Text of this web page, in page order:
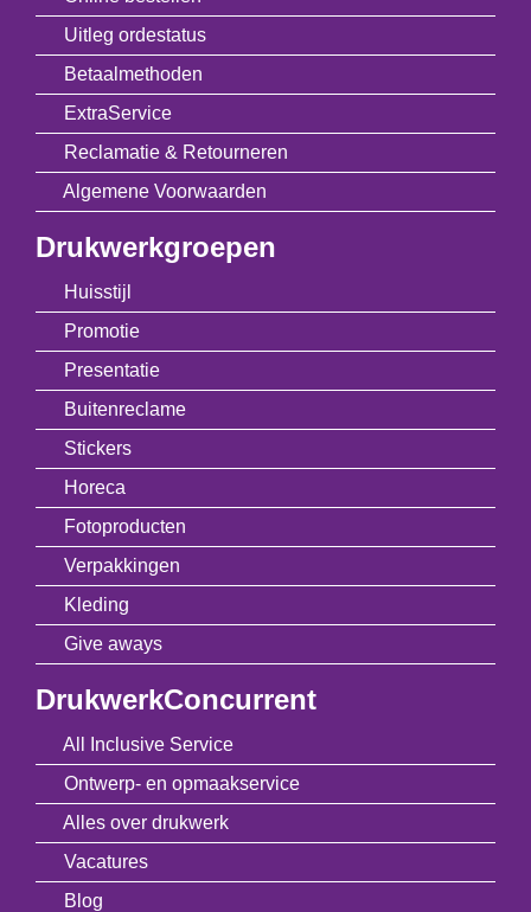
Uitleg ordestatus
Betaalmethoden
ExtraService
Reclamatie & Retourneren
Algemene Voorwaarden
Drukwerkgroepen
Huisstijl
Promotie
Presentatie
Buitenreclame
Stickers
Horeca
Fotoproducten
Verpakkingen
Kleding
Give aways
DrukwerkConcurrent
All Inclusive Service
Ontwerp- en opmaakservice
Alles over drukwerk
Vacatures
Blog